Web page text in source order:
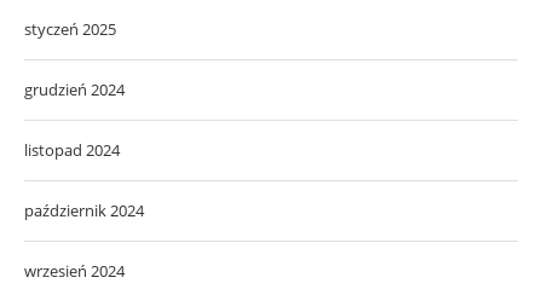
styczeń 2025
grudzień 2024
listopad 2024
październik 2024
wrzesień 2024